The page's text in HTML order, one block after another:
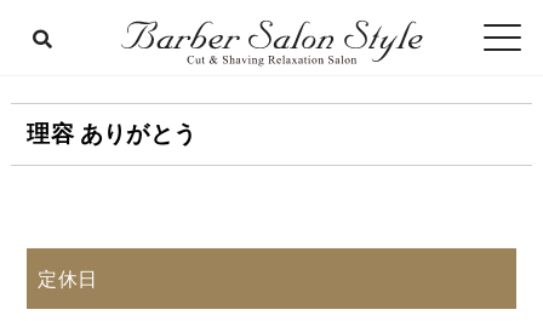
理容 ありがとう
定休日